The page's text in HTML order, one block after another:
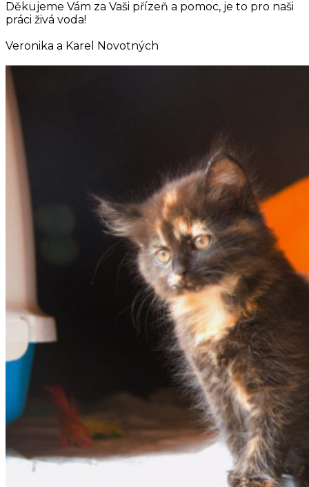
Děkujeme Vám za Vaši přízeň a pomoc, je to pro naši
práci živá voda!
Veronika a Karel Novotných